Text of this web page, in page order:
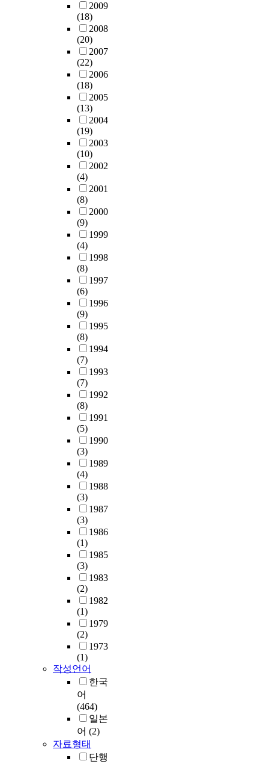
2009
(18)
2008
(20)
2007
(22)
2006
(18)
2005
(13)
2004
(19)
2003
(10)
2002
(4)
2001
(8)
2000
(9)
1999
(4)
1998
(8)
1997
(6)
1996
(9)
1995
(8)
1994
(7)
1993
(7)
1992
(8)
1991
(5)
1990
(3)
1989
(4)
1988
(3)
1987
(3)
1986
(1)
1985
(3)
1983
(2)
1982
(1)
1979
(2)
1973
(1)
작성언어
한국
어
(464)
일본
어 (2)
자료형태
단행